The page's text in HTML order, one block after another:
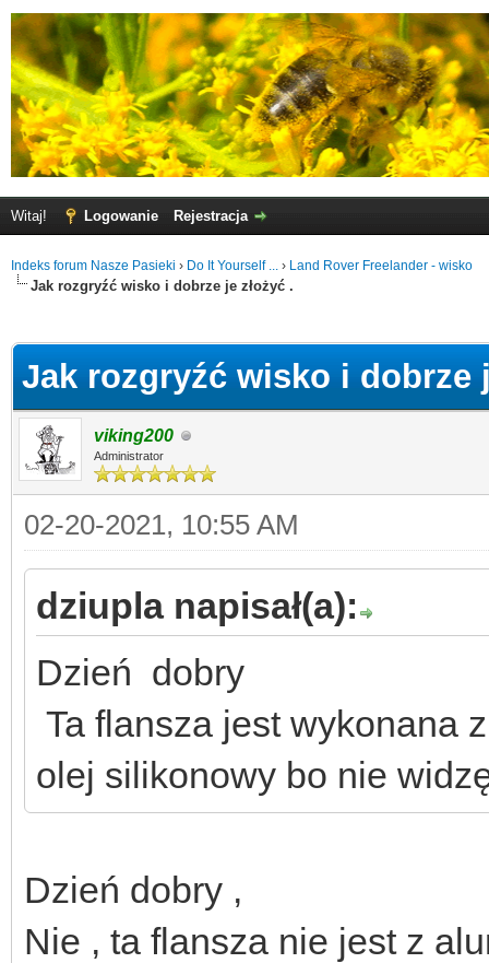
Witaj! Logowanie Rejestracja
Indeks forum Nasze Pasieki › Do It Yourself ... › Land Rover Freelander - wisko
Jak rozgryźć wisko i dobrze je złożyć .
Jak rozgryźć wisko i dobrze
viking200
Administrator
02-20-2021, 10:55 AM
dziupla napisał(a):
Dzień dobry
Ta flansza jest wykonana
olej silikonowy bo nie
Dzień dobry ,
Nie , ta flansza nie jest z